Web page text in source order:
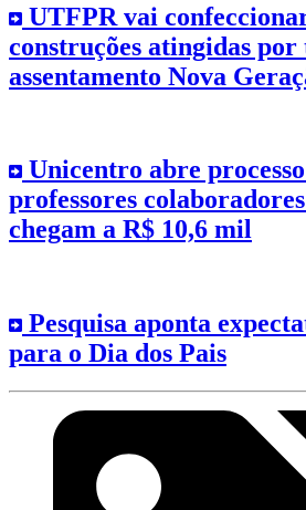
UTFPR vai
construções atingidas por
assentamento Nova
Unicentro abre
professores
chegam a R$ 10,6 mil
Pesquisa aponta
para o Dia dos Pais